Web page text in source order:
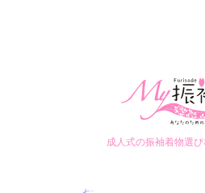
成人式の振袖着物選